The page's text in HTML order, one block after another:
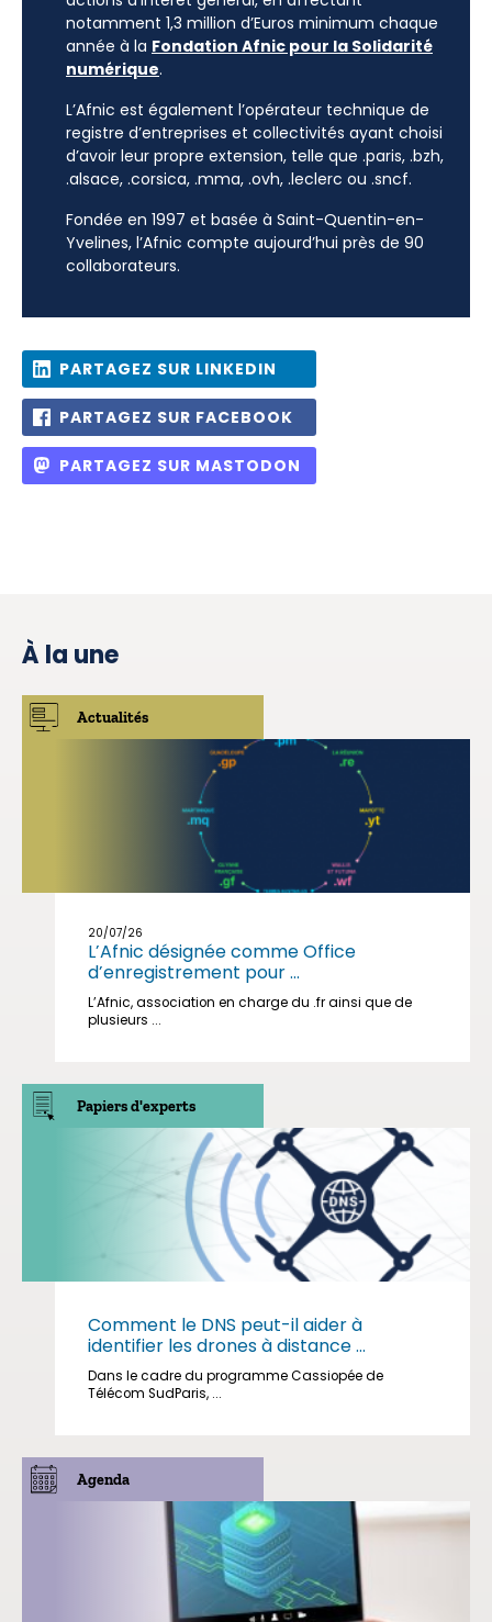
notamment 1,3 million d’Euros minimum chaque
année à la Fondation Afnic pour la Solidarité
numérique.
L’Afnic est également l’opérateur technique de
registre d’entreprises et collectivités ayant choisi
d’avoir leur propre extension, telle que .paris, .bzh,
.alsace, .corsica, .mma, .ovh, .leclerc ou .sncf.
Fondée en 1997 et basée à Saint-Quentin-en-
Yvelines, l’Afnic compte aujourd’hui près de 90
collaborateurs.
PARTAGEZ SUR LINKEDIN
PARTAGEZ SUR FACEBOOK
PARTAGEZ SUR MASTODON
À la une
Actualités
20/07/26
L’Afnic désignée comme Office
d’enregistrement pour ...
L’Afnic, association en charge du .fr ainsi que de
plusieurs ...
Papiers d'experts
Comment le DNS peut-il aider à
identifier les drones à distance ...
Dans le cadre du programme Cassiopée de
Télécom SudParis, ...
Agenda